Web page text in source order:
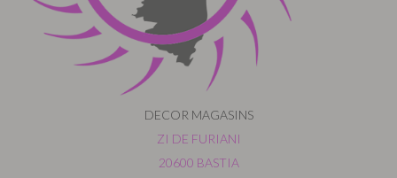
DECOR MAGASINS
ZI DE FURIANI
20600 BASTIA